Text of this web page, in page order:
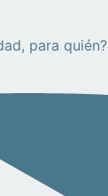
para quién?